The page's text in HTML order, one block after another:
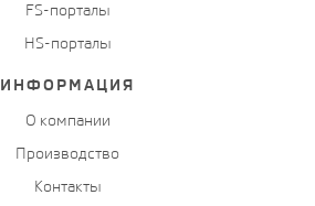
FS-порталы
HS-порталы
ИНФОРМАЦИЯ
О компании
Производство
Контакты